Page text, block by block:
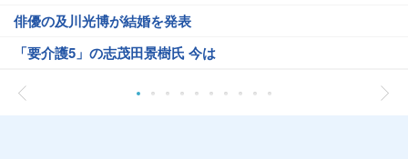
俳優の及川光博が結婚を発表
「要介護5」の志茂田景樹氏 今は